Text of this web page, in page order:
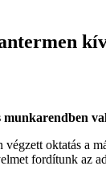
oktatás a
fordítunk az